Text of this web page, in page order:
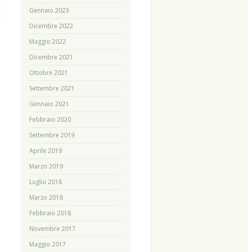
Gennaio 2023
Dicembre 2022
Maggio 2022
Dicembre 2021
Ottobre 2021
Settembre 2021
Gennaio 2021
Febbraio 2020
Settembre 2019
Aprile 2019
Marzo 2019
Luglio 2018
Marzo 2018
Febbraio 2018
Novembre 2017
Maggio 2017